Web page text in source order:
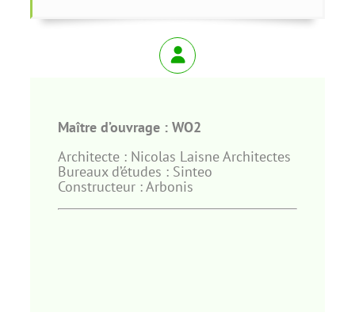
Maître d’ouvrage : WO2
Architecte : Nicolas Laisne Architectes
Bureaux d’études : Sinteo
Constructeur : Arbonis